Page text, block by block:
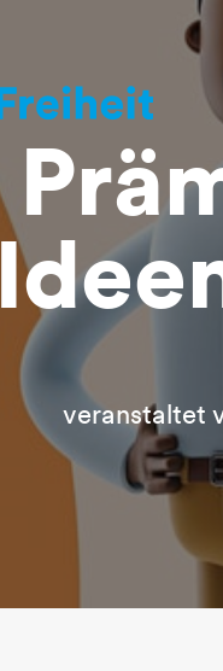
veranstaltet